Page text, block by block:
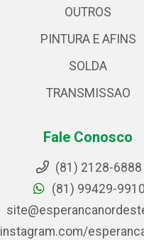
OUTROS
PINTURA E AFINS
SOLDA
TRANSMISSAO
Fale Conosco
(81) 2128-6888
(81) 99429-9910
instagram.com/